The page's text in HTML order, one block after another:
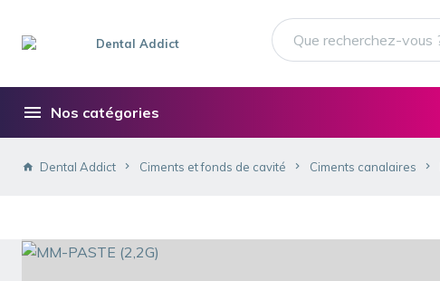
Nos catégories
Dental Addict Ciments et fonds de cavité Ciments canalaires